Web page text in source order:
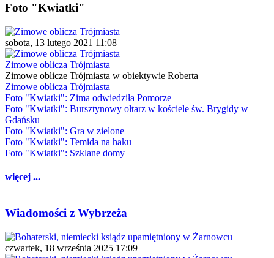
Foto "Kwiatki"
sobota, 13 lutego 2021 11:08
Zimowe oblicza Trójmiasta
Zimowe oblicze Trójmiasta w obiektywie Roberta
Zimowe oblicza Trójmiasta
Foto "Kwiatki": Zima odwiedziła Pomorze
Foto "Kwiatki": Bursztynowy ołtarz w kościele św. Brygidy w
Gdańsku
Foto "Kwiatki": Gra w zielone
Foto "Kwiatki": Temida na haku
Foto "Kwiatki": Szklane domy
więcej ...
Wiadomości z Wybrzeża
czwartek, 18 września 2025 17:09